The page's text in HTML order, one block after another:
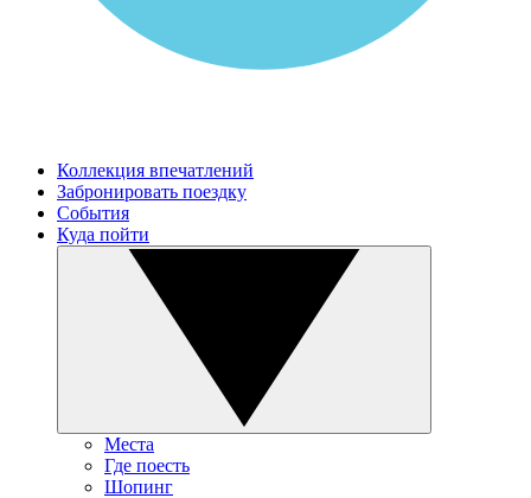
Коллекция впечатлений
Забронировать поездку
События
Куда пойти
Места
Где поесть
Шопинг